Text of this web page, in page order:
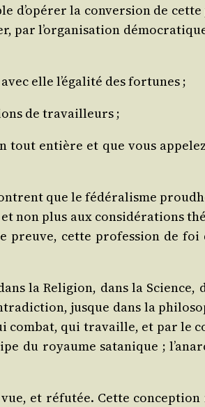
d’o­pé­rer la conver­sion de
par l’or­ga­ni­sa­tion
elle l’é­ga­li­té des fortunes ;
de travailleurs ;
entière et que vous
que le fédé­ra­lisme
non plus aux consi­dé­ra­tions
cette pro­fes­sion de foi
la Reli­gion, dans la
jusque dans la
qui tra­vaille, et par le
du royaume sata­nique ;
et réfu­tée. Cette concep­tion